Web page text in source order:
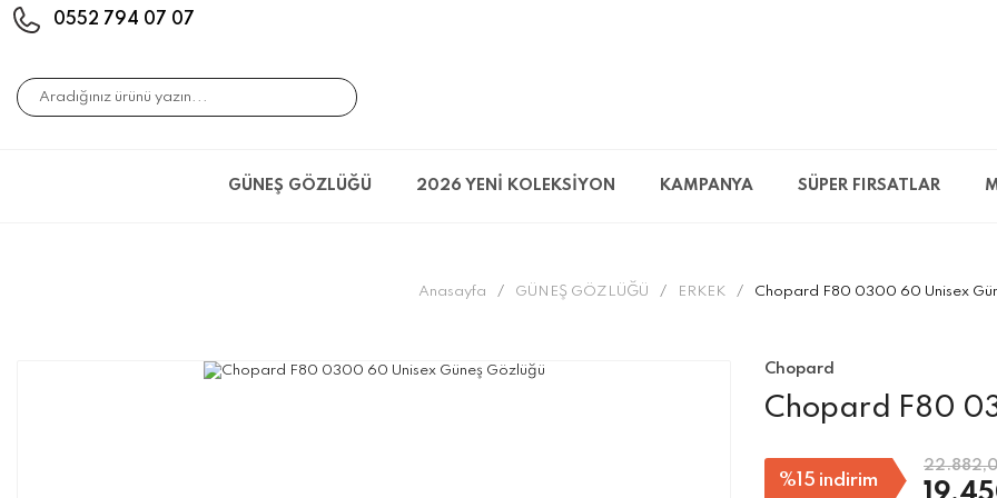
0552 794 07 07
GÜNEŞ GÖZLÜĞÜ 2026 YENİ KOLEKSİYON KAMPANYA SÜPER FIRSATLAR
Anasayfa GÜNEŞ GÖZLÜĞÜ ERKEK Chopard F80 0300 60 Unisex
Chopard
Chopard F80
%15 indirim